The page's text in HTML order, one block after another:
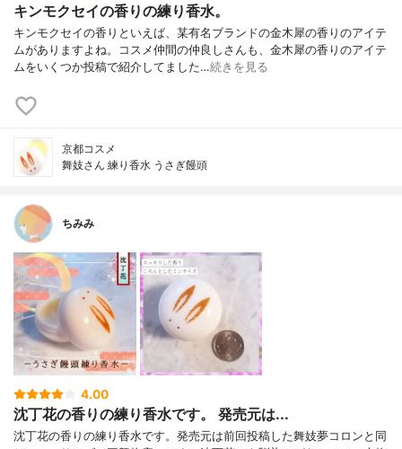
キンモクセイの香りの練り香水。
キンモクセイの香りといえば、某有名ブランドの金木犀の香りのアイテ
ムがありますよね。コスメ仲間の仲良しさんも、金木犀の香りのアイテ
ムをいくつか投稿で紹介してました…続きを見る
京都コスメ
舞妓さん 練り香水 うさぎ饅頭
ちみみ
4.00
沈丁花の香りの練り香水です。 発売元は...
沈丁花の香りの練り香水です。発売元は前回投稿した舞妓夢コロンと同